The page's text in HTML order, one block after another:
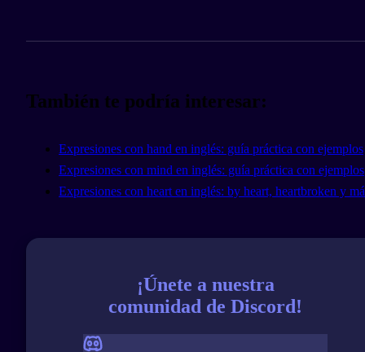
También te podría interesar:
Expresiones con hand en inglés: guía práctica con ejemplos
Expresiones con mind en inglés: guía práctica con ejemplos
Expresiones con heart en inglés: by heart, heartbroken y
¡Únete a nuestra
comunidad de Discord!